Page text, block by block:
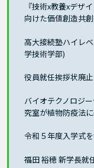
『技術x教養xデザ
向けた価値創造共
高大接続塾ハイレ
学技術学部)
役員就任挨拶状廃
バイオテクノロジ
究室が植物防疫法
令和５年度入学式
福田 裕穂 新学長就